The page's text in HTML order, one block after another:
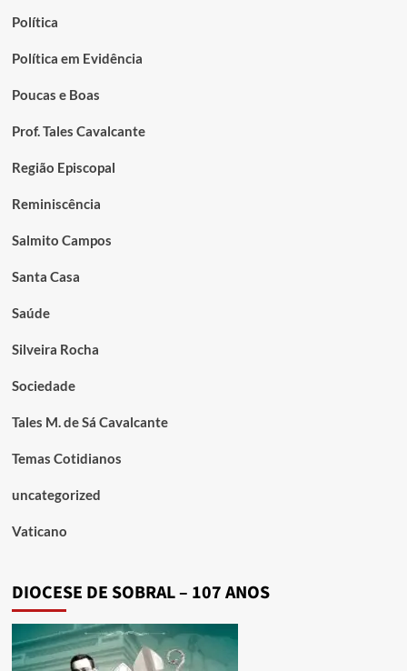
Política
Política em Evidência
Poucas e Boas
Prof. Tales Cavalcante
Região Episcopal
Reminiscência
Salmito Campos
Santa Casa
Saúde
Silveira Rocha
Sociedade
Tales M. de Sá Cavalcante
Temas Cotidianos
uncategorized
Vaticano
DIOCESE DE SOBRAL – 107 ANOS